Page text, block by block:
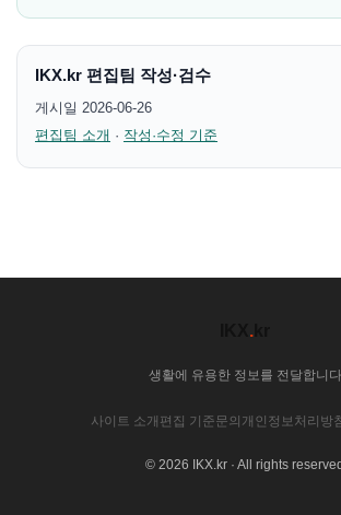
IKX.kr 편집팀 작성·검수
게시일 2026-06-26
편집팀 소개 · 작성·수정 기준
.
생활에 유용한 정보를 전달합니다
사이트 소개 편집 기준문의 개인정보처리방
© 2026 IKX.kr · All rights reserved